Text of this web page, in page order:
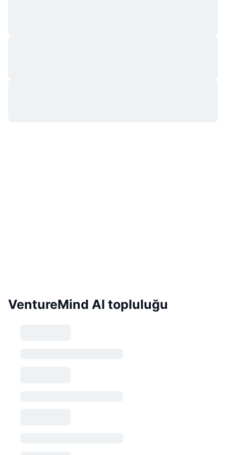
VentureMind AI topluluğu